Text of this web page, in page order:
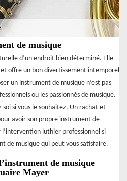
de musique
d’un endroit bien déterminé. Elle
et offre un bon divertissement intemporel
un instrument de musique n’est pas
ou les passionnés de musique.
si vous le souhaitez. Un rachat et
avoir son propre instrument de
l’intervention luthier professionnel si
de musique qui peut vous satisfaire.
de musique
Mayer